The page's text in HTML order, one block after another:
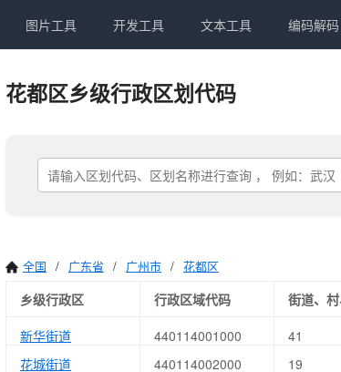
图片工具 开发工具 文本工具 编码解码
花都区乡级行政区划代码
全国 / 广东省 / 广州市 / 花都区
乡级行政区 行政区域代码
街道、
新华街道
440114001000
41
花城街道
440114002000
19